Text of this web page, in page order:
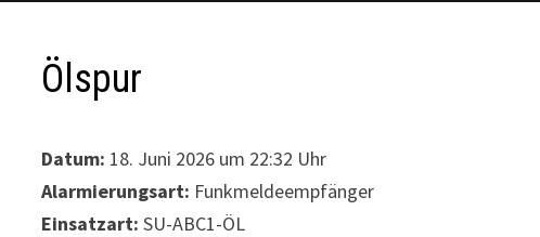
Ölspur
Datum: 18. Juni 2026 um 22:32 Uhr
Alarmierungsart: Funkmeldeempfänger
Einsatzart: SU-ABC1-ÖL